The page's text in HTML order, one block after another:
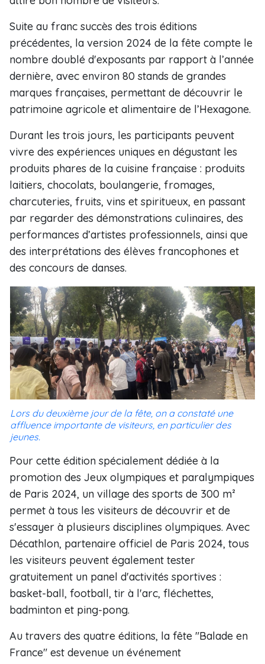
Suite au franc succès des trois éditions
précédentes, la version 2024 de la fête compte le
nombre doublé d'exposants par rapport à l’année
dernière, avec environ 80 stands de grandes
marques françaises, permettant de découvrir le
patrimoine agricole et alimentaire de l’Hexagone.
Durant les trois jours, les participants peuvent
vivre des expériences uniques en dégustant les
produits phares de la cuisine française : produits
laitiers, chocolats, boulangerie, fromages,
charcuteries, fruits, vins et spiritueux, en passant
par regarder des démonstrations culinaires, des
performances d’artistes professionnels, ainsi que
des interprétations des élèves francophones et
des concours de danses.
Lors du deuxième jour de la fête, on a constaté une
affluence importante de visiteurs, en particulier des
jeunes.
Pour cette édition spécialement dédiée à la
promotion des Jeux olympiques et paralympiques
de Paris 2024, un village des sports de 300 m²
permet à tous les visiteurs de découvrir et de
s'essayer à plusieurs disciplines olympiques. Avec
Décathlon, partenaire officiel de Paris 2024, tous
les visiteurs peuvent également tester
gratuitement un panel d'activités sportives :
basket-ball, football, tir à l'arc, fléchettes,
badminton et ping-pong.
Au travers des quatre éditions, la fête "Balade en
France" est devenue un événement